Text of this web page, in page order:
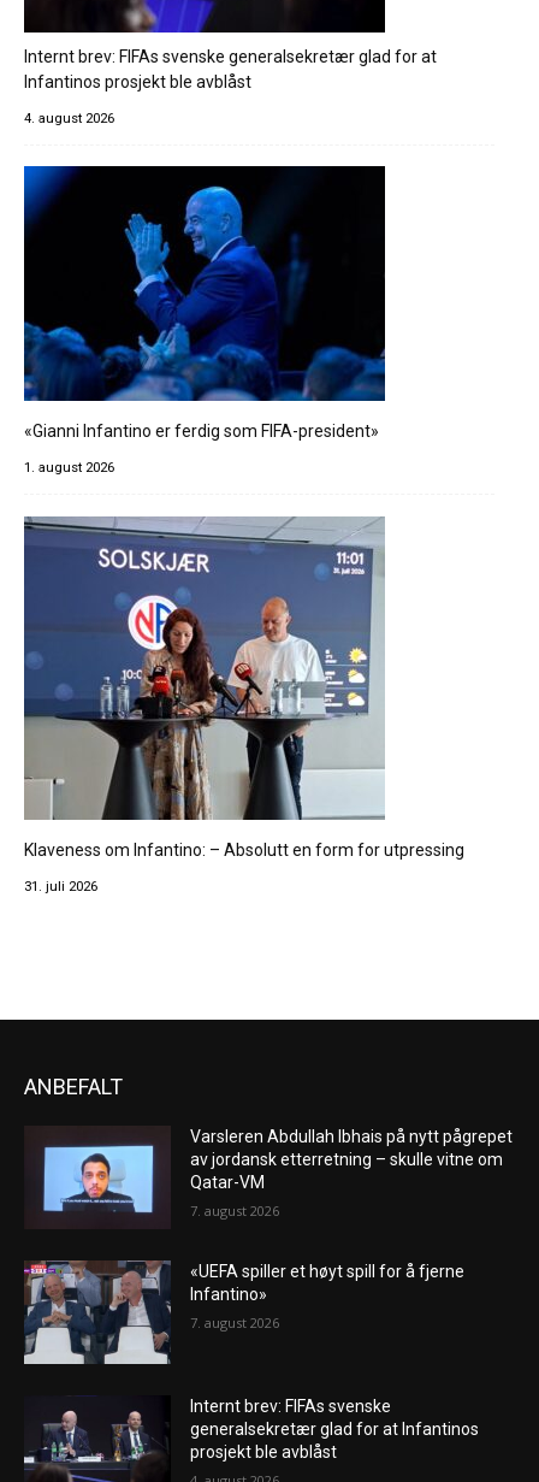
Internt brev: FIFAs svenske generalsekretær glad for at
Infantinos prosjekt ble avblåst
4. august 2026
«Gianni Infantino er ferdig som FIFA-president»
1. august 2026
Klaveness om Infantino: – Absolutt en form for utpressing
31. juli 2026
ANBEFALT
Varsleren Abdullah Ibhais på nytt pågrepet
av jordansk etterretning – skulle vitne om
Qatar-VM
7. august 2026
«UEFA spiller et høyt spill for å fjerne
Infantino»
7. august 2026
Internt brev: FIFAs svenske
generalsekretær glad for at Infantinos
prosjekt ble avblåst